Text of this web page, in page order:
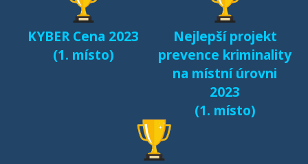
KYBER Cena 2023
(1. místo)
Nejlepší projekt
prevence kriminality
na místní úrovni
2023
(1. místo)